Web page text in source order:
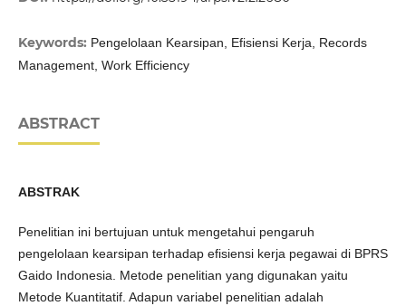
Keywords: Pengelolaan Kearsipan, Efisiensi Kerja, Records
Management, Work Efficiency
ABSTRACT
ABSTRAK
Penelitian ini bertujuan untuk mengetahui pengaruh
pengelolaan kearsipan terhadap efisiensi kerja pegawai di BPRS
Gaido Indonesia. Metode penelitian yang digunakan yaitu
Metode Kuantitatif. Adapun variabel penelitian adalah